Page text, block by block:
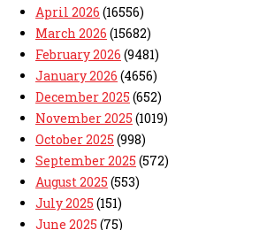
April 2026 (16556)
March 2026 (15682)
February 2026 (9481)
January 2026 (4656)
December 2025 (652)
November 2025 (1019)
October 2025 (998)
September 2025 (572)
August 2025 (553)
July 2025 (151)
June 2025 (75)